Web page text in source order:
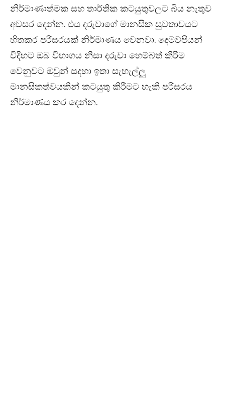
නිර්මාණාත්මක සහ තාර්තික කටයුතුවලට බිය නැතුව
අවසර දෙන්න. එය දරුවාගේ මානසික සුවතාවයට
හිතකර පරිසරයක් නිර්මාණය වෙනවා. දෙමව්පියන්
විදිහට ඔබ විභාගය නිසා දරුවා හෙම්බත් කිරීම
වෙනුවට ඔවුන් සදහා ඉතා සැහැල්ලු
මානසිකත්වයකින් කටයුතු කිරීමට හැකි පරිසරය
නිර්මාණය කර දෙන්න.